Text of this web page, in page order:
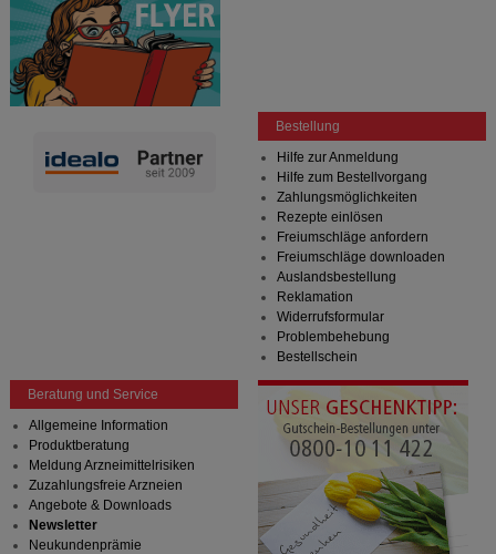
Bestellung
Hilfe zur Anmeldung
Hilfe zum Bestellvorgang
Zahlungsmöglichkeiten
Rezepte einlösen
Freiumschläge anfordern
Freiumschläge downloaden
Auslandsbestellung
Reklamation
Widerrufsformular
Problembehebung
Bestellschein
Beratung und Service
Allgemeine Information
Produktberatung
Meldung Arzneimittelrisiken
Zuzahlungsfreie Arzneien
Angebote & Downloads
Newsletter
Neukundenprämie